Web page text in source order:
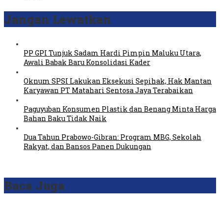
Jangan Lewatkan
PP GPI Tunjuk Sadam Hardi Pimpin Maluku Utara,
Awali Babak Baru Konsolidasi Kader
Oknum SPSI Lakukan Eksekusi Sepihak, Hak Mantan
Karyawan PT Matahari Sentosa Jaya Terabaikan
Paguyuban Konsumen Plastik dan Benang Minta Harga
Bahan Baku Tidak Naik
Dua Tahun Prabowo-Gibran: Program MBG, Sekolah
Rakyat, dan Bansos Panen Dukungan
Baca Juga